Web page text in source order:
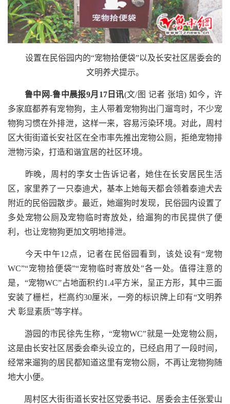
设置在民俗园内的“宠物拾便袋”以及长安社区居委会的
文明养犬提示。
鲁中网-鲁中晨报9月17日讯(文/图 记者 张培) 如今，许
多家庭都养有宠物狗，主人带着宠物狗出门遛弯时，不少宠
物狗习惯在外排泄，这样一来，容易污染环境。对此，周村
区大街街道长安社区在全市率先推出宠物公厕，拒绝宠物排
泄物污染，打造和谐宜居的社区环境。
昨晚，周村的李女士告诉记者，她住在长安居民生活
区，家里养了一只泰迪犬，基本上她每天都会领着泰迪犬去
附近的民俗园散步。最近，她遛狗时发现，民俗园内设置了
多处宠物公厕及宠物临时寄放处，给遛狗的市民提供了便
利，也让宠物狗更加文明地排泄。
今天中午12点，记者在民俗园看到，该处设有“宠物
WC”“宠物拾便袋”“宠物临时寄放处”各一处。值得注意的
是，“宠物WC”占地面积约1.4平方米，呈正方形，其中三面
安装了栅栏，栏高约30厘米，一旁的标识牌上印有“文明养
犬 彰显素质”等字样。
游园的市民徐先生称，“宠物WC”就是一处宠物公厕，
这是由长安社区居委会牵头设立的，已经启用了一段时间，
经常来遛狗的居民都知道这里有宠物公厕，不再让宠物狗随
地大小便。
周村区大街街道长安社区党委书记、居委会主任张爱山